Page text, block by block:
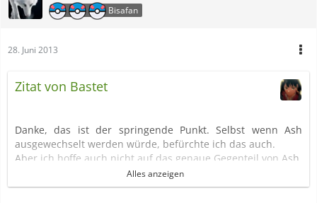
Bisafan
28. Juni 2013
Zitat von Bastet
Danke, das ist der springende Punkt. Selbst wenn Ash
ausgewechselt werden würde, befürchte ich das auch.
Aber ich hoffe auch nicht auf das genaue Gegenteil von Ash,
Alles anzeigen